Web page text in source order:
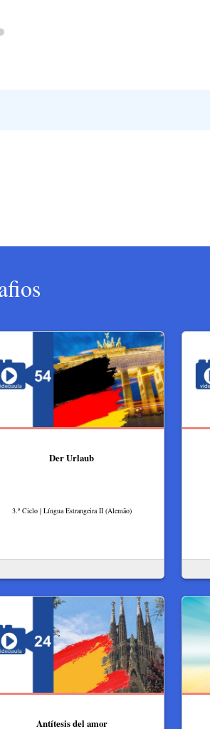
Der Urlaub
3.º Ciclo | Língua Estrangeira II (Alemão)
Antítesis del amor